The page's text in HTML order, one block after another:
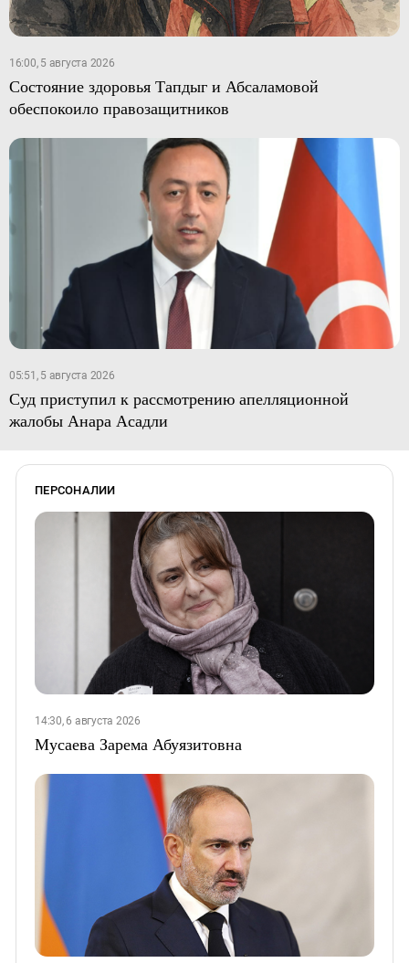
16:00, 5 августа 2026
Состояние здоровья Тапдыг и Абсаламовой
обеспокоило правозащитников
05:51, 5 августа 2026
Суд приступил к рассмотрению апелляционной
жалобы Анара Асадли
ПЕРСОНАЛИИ
14:30, 6 августа 2026
Мусаева Зарема Абуязитовна